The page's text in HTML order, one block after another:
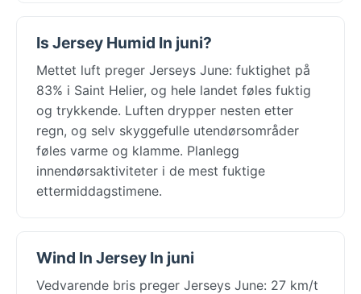
Is Jersey Humid In juni?
Mettet luft preger Jerseys June: fuktighet på
83% i Saint Helier, og hele landet føles fuktig
og trykkende. Luften drypper nesten etter
regn, og selv skyggefulle utendørsområder
føles varme og klamme. Planlegg
innendørsaktiviteter i de mest fuktige
ettermiddagstimene.
Wind In Jersey In juni
Vedvarende bris preger Jerseys June: 27 km/t